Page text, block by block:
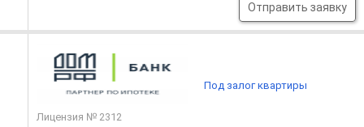
Отправить заявку
Лицензия № 2312
Под залог квартиры